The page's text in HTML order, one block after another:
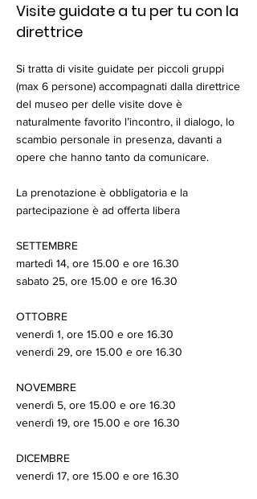
Visite guidate a tu per tu con la
direttrice
Si tratta di visite guidate per piccoli gruppi
(max 6 persone) accompagnati dalla direttrice
del museo per delle visite dove è
naturalmente favorito l’incontro, il dialogo, lo
scambio personale in presenza, davanti a
opere che hanno tanto da comunicare.
La prenotazione è obbligatoria e la
partecipazione è ad offerta libera
SETTEMBRE
martedì 14, ore 15.00 e ore 16.30
sabato 25, ore 15.00 e ore 16.30
OTTOBRE
venerdì 1, ore 15.00 e ore 16.30
venerdì 29, ore 15.00 e ore 16.30
NOVEMBRE
venerdì 5, ore 15.00 e ore 16.30
venerdì 19, ore 15.00 e ore 16.30
DICEMBRE
venerdì 17, ore 15.00 e ore 16.30